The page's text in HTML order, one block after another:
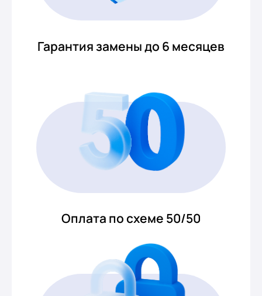
Гарантия замены до 6 месяцев
Оплата по схеме 50/50